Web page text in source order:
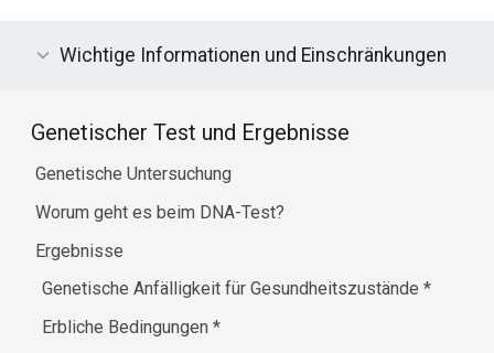
Wichtige Informationen und Einschränkungen
Genetischer Test und Ergebnisse
Genetische Untersuchung
Worum geht es beim DNA-Test?
Ergebnisse
Genetische Anfälligkeit für Gesundheitszustände*
Erbliche Bedingungen*